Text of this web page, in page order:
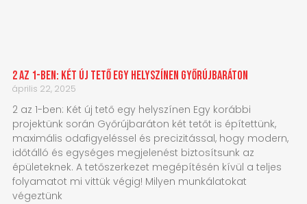
2 az 1-ben: Két új tető egy helyszínen Győrújbaráton
április 22, 2025
2 az 1-ben: Két új tető egy helyszínen Egy korábbi
projektünk során Győrújbaráton két tetőt is építettünk,
maximális odafigyeléssel és precizitással, hogy modern,
időtálló és egységes megjelenést biztosítsunk az
épületeknek. A tetőszerkezet megépítésén kívül a teljes
folyamatot mi vittük végig! Milyen munkálatokat
végeztünk